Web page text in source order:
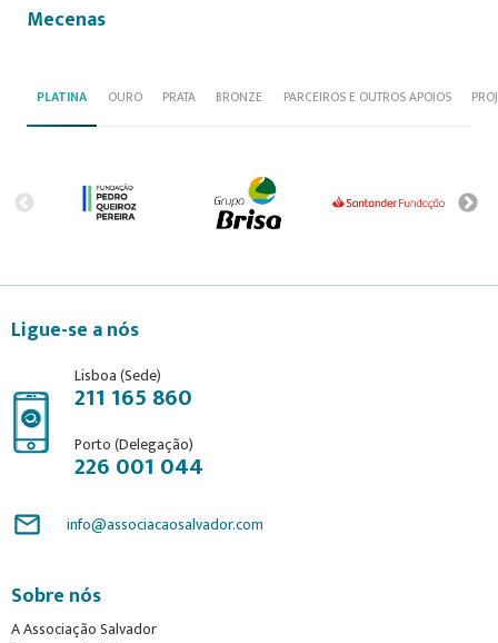
Mecenas
PLATINA OURO PRATA BRONZE PARCEIROS E OUTROS APOIOS
Ligue-se a nós
Lisboa (Sede)
211 165 860
Porto (Delegação)
226 001 044
mail_outline info@associacaosalvador.com
Sobre nós
A Associação Salvador